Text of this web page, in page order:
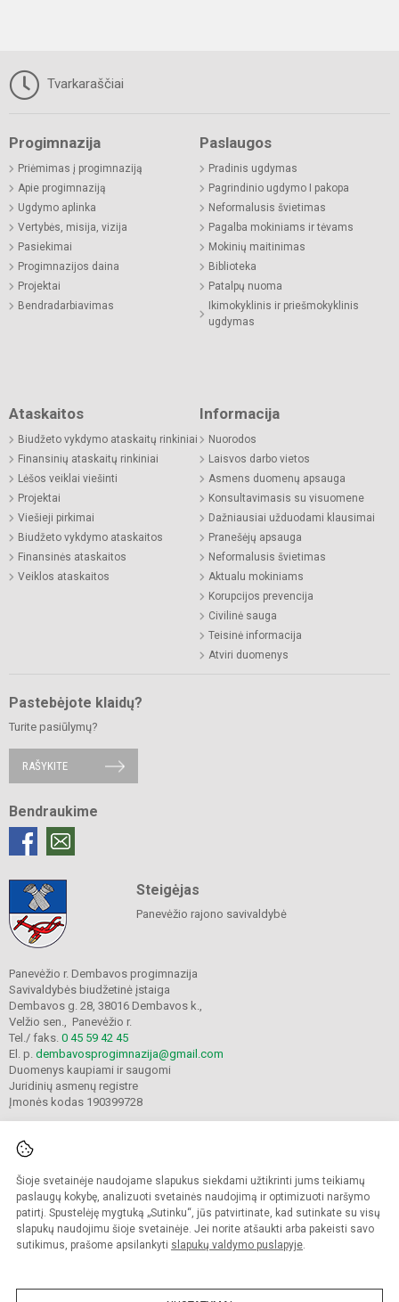
Šioje svetainėje naudojame slapukus siekdami užtikrinti jums teikiamų
paslaugų kokybę, analizuoti svetainės naudojimą ir optimizuoti naršymo
patirtį. Spustelėję mygtuką „Sutinku“, jūs patvirtinate, kad sutinkate su visų
slapukų naudojimu šioje svetainėje. Jei norite atšaukti arba pakeisti savo
sutikimus, prašome apsilankyti slapukų valdymo puslapyje.
Tvarkaraščiai
Progimnazija
Priėmimas į progimnaziją
Apie progimnaziją
Ugdymo aplinka
Vertybės, misija, vizija
Pasiekimai
Progimnazijos daina
Projektai
Bendradarbiavimas
Paslaugos
Pradinis ugdymas
Pagrindinio ugdymo I pakopa
Neformalusis švietimas
Pagalba mokiniams ir tėvams
Mokinių maitinimas
Biblioteka
Patalpų nuoma
Ikimokyklinis ir priešmokyklinis
ugdymas
Ataskaitos
Biudžeto vykdymo ataskaitų rinkiniai
Finansinių ataskaitų rinkiniai
Lėšos veiklai viešinti
Projektai
Viešieji pirkimai
Biudžeto vykdymo ataskaitos
Finansinės ataskaitos
Veiklos ataskaitos
Informacija
Nuorodos
Laisvos darbo vietos
Asmens duomenų apsauga
Konsultavimasis su visuomene
Dažniausiai užduodami klausimai
Pranešėjų apsauga
Neformalusis švietimas
Aktualu mokiniams
Korupcijos prevencija
Civilinė sauga
Teisinė informacija
Atviri duomenys
Pastebėjote klaidų?
Turite pasiūlymų?
RAŠYKITE
Bendraukime
Steigėjas
Panevėžio rajono savivaldybė
Panevėžio r. Dembavos progimnazija
Savivaldybės biudžetinė įstaiga
Dembavos g. 28, 38016 Dembavos k.,
Velžio sen., Panevėžio r.
Tel./ faks. 0 45 59 42 45
El. p. dembavosprogimnazija@gmail.com
Duomenys kaupiami ir saugomi
Juridinių asmenų registre
Įmonės kodas 190399728
© 2021. Panevėžio r. Dembavos progimnazija. Visos teisės saugomos.
Kopijuoti turinį be raštiško progimnazijos sutikimo griežtai draudžiama.
Prieinamumo paraiška Slapukų valdymas
Sumanus būdas atnaujinti